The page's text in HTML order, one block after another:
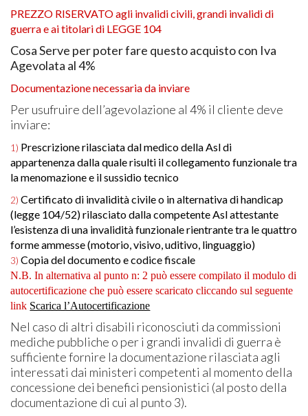
PREZZO RISERVATOagli invalidi civili, grandi invalidi di
guerra e ai titolari di LEGGE 104
Cosa Serve per poter fare questo acquisto con Iva
Agevolata al 4%
Documentazione necessaria da inviare
Per usufruire dell’agevolazione al 4% il cliente deve
inviare:
1) Prescrizione rilasciata dal medico della Asl di
appartenenza dalla quale risulti il collegamento funzionale tra
la menomazione e il sussidio tecnico
2) Certificato di invalidità civile o in alternativa di handicap
(legge 104/52) rilasciato dalla competente Asl attestante
l’esistenza di una invalidità funzionale rientrante tra le quattro
forme ammesse (motorio, visivo, uditivo, linguaggio)
3) Copia del documento e codice fiscale
N.B. In alternativa al punto n: 2 può essere compilato il modulo di
autocertificazione che può essere scaricato cliccando sul seguente
link Scarica l’Autocertificazione
Nel caso di altri disabili riconosciuti da commissioni
mediche pubbliche o per i grandi invalidi di guerra è
sufficiente fornire la documentazione rilasciata agli
interessati dai ministeri competenti al momento della
concessione dei benefici pensionistici (al posto della
documentazione di cui al punto 3).